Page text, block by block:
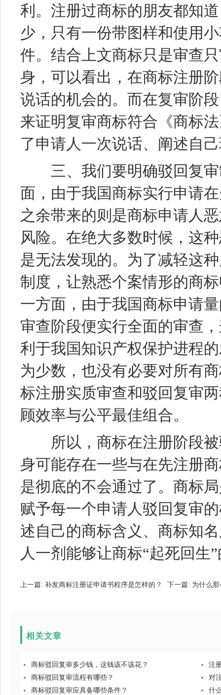
利。注册过商标的朋友都知
少，只有一份带图样和使用
件。结合上文商标只是审查
身，可以看出，在商标注册
说话的机会的。而在复审阶
来证明复审商标符合《商标
了申请人一次说话、阐述自
三、我们要明确驳回复审
面，由于我国商标实行申请
之余带来的则是商标申请人
风险。在绝大多数时候，这
是无法发现的。为了减轻这
制度，让熟悉个案情形的商
一方面，由于我国商标申请
审查阶段便实行全面的审查
利于我国知识产权保护进程
为少数，也没有必要对所有
标注册实质审查和驳回复审
顾效率与公平最佳组合。
所以，商标在注册阶段被
身可能存在一些与在先注册
是彻底的不会通过了。商标
赋予每一个申请人驳回复审
述自己的商标含义、商标知
人一剂能够让商标“起死回生
上一篇: 补发商标注册证申请书程序是怎样的？ 下一篇: 为什么
相关文章
商标驳回复审多少钱，这钱该不该花？
注
商标驳回复审流程有哪些？
对
商标驳回复审应具备哪些条件？
什